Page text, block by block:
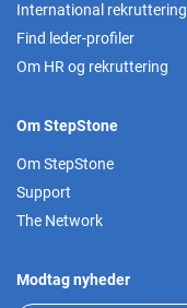
International rekruttering
Find leder-profiler
Om HR og rekruttering
Om StepStone
Om StepStone
Support
The Network
Modtag nyheder